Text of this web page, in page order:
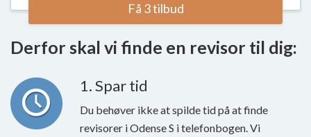
Få 3 tilbud
Derfor skal vi finde en revisor til dig:
1. Spar tid
Du behøver ikke at spilde tid på at finde
revisorer i Odense S i telefonbogen. Vi